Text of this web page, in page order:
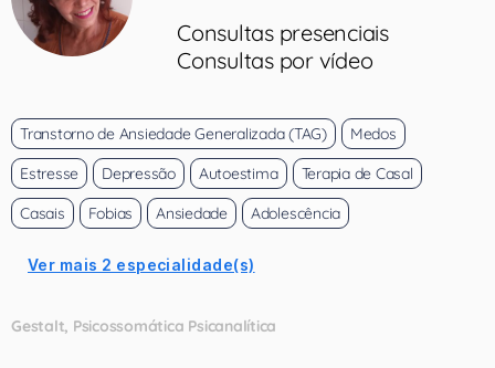
Consultas presenciais
Consultas por vídeo
Transtorno de Ansiedade Generalizada (TAG)
Medos
Estresse
Depressão Autoestima
Terapia de Casal
Casais
Fobias Ansiedade Adolescência
Ver mais 2 especialidade(s)
Gestalt Psicossomática Psicanalítica